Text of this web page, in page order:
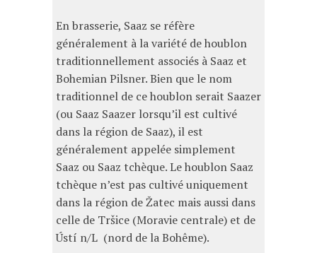
En brasserie, Saaz se réfère
généralement à la variété de houblon
traditionnellement associés à Saaz et
Bohemian Pilsner. Bien que le nom
traditionnel de ce houblon serait Saazer
(ou Saaz Saazer lorsqu’il est cultivé
dans la région de Saaz), il est
généralement appelée simplement
Saaz ou Saaz tchèque. Le houblon Saaz
tchèque n’est pas cultivé uniquement
dans la région de Žatec mais aussi dans
celle de Tršice (Moravie centrale) et de
Ústí n/L (nord de la Bohême).